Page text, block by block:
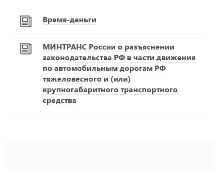
Время-деньги
МИНТРАНС России о разъяснении
законодательства РФ в части движения
по автомобильным дорогам РФ
тяжеловесного и (или)
крупногабаритного транспортного
средства